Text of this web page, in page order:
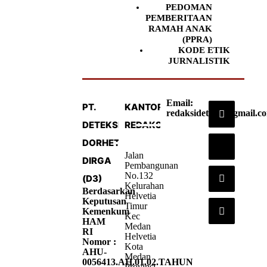
PEDOMAN
PEMBERITAAN
RAMAH ANAK
(PPRA)
KODE ETIK
JURNALISTIK
PT.
DETEKSI
DORHETA
DIRGA
(D3)
Berdasarkan
Keputusan
Kemenkum
HAM
RI
Nomor :
AHU-
0056413.AH.01.02.TAHUN
KANTOR
REDAKSI
Jalan
Pembangunan
No.132
Kelurahan
Helvetia
Timur
Kec
Medan
Helvetia
Kota
Medan
Email: